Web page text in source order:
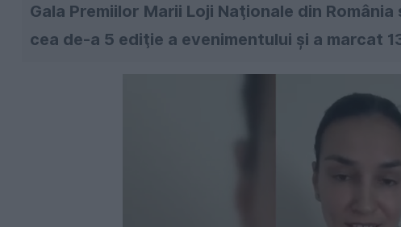
Gala Premiilor Marii Loji Naţionale din
cea de-a 5 ediţie a evenimentului şi a marcat